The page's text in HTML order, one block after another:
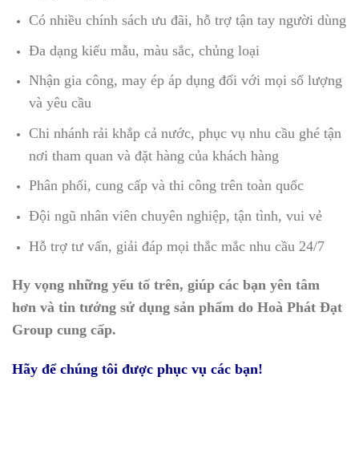
Có nhiều chính sách ưu đãi, hỗ trợ tận tay người dùng
Đa dạng kiểu mẫu, màu sắc, chủng loại
Nhận gia công, may ép áp dụng đối với mọi số lượng
và yêu cầu
Chi nhánh rải khắp cả nước, phục vụ nhu cầu ghé tận
nơi tham quan và đặt hàng của khách hàng
Phân phối, cung cấp và thi công trên toàn quốc
Đội ngũ nhân viên chuyên nghiệp, tận tình, vui vẻ
Hỗ trợ tư vấn, giải đáp mọi thắc mắc nhu cầu 24/7
Hy vọng những yếu tố trên, giúp các bạn yên tâm
hơn và tin tưởng sử dụng sản phẩm do Hoà Phát Đạt
Group cung cấp.
Hãy để chúng tôi được phục vụ các bạn!